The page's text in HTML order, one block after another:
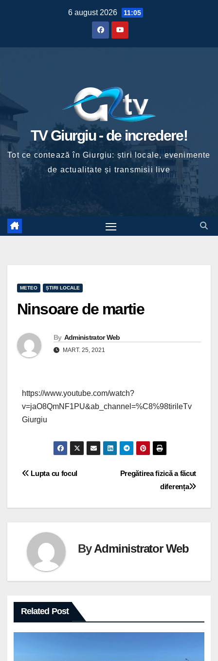
6 august 2026 11:05
TV Giurgiu - de incredere!
Tot ce contează în Giurgiu: știri locale, evenimente
de actualitate și transmisii live
METEO ȘTIRI LOCALE
Ninsoare de martie
By Administrator Web
MART. 25, 2021
https://www.youtube.com/watch?
v=jaO8QmNF1PU&ab_channel=%C8%98tirileTv
Giurgiu
Navigare
Pregătirea fizică a făcut
diferența
Lupta cu focul
ByAdministrator Web
Related Post